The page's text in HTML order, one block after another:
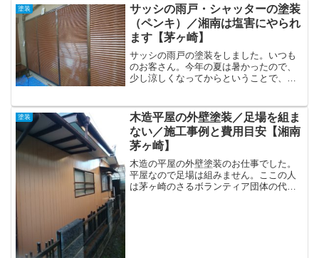
塗装
サッシの雨戸・シャッターの塗装
（ペンキ）／湘南は塩害にやられ
ます【茅ヶ崎】
サッシの雨戸の塗装をしました。いつも
のお客さん。今年の夏は暑かったので、
少し涼しくなってからということで、９
塗装
木造平屋の外壁塗装／足場を組ま
ない／施工事例と費用目安【湘南
茅ヶ崎】
木造の平屋の外壁塗装のお仕事でした。
平屋なので足場は組みません。ここの人
は茅ヶ崎のさるボランティア団体の代表